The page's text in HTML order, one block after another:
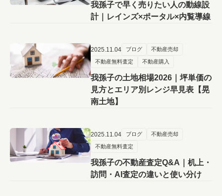
我孫子で早く売りたい人の動線設
計｜レインズ×ポータル×内覧導線
2025.11.04 ブログ 不動産売却
不動産無料査定 不動産購入
我孫子の土地相場2026｜坪単価の
見方とエリア別レンジ早見表【晃
南土地】
2025.11.04 ブログ 不動産売却
不動産無料査定
我孫子の不動産査定Q&A｜机上・
訪問・AI査定の違いと使い分け